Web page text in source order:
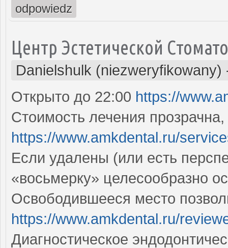
odpowiedz
Центр Эстетической
Danielshulk (niezweryfikowany)
Открыто до 22:00 https://
Стоимость лечения
https://www.amkdental.ru/
Если удалены (или есть
«восьмерку» целесообразно
Освободившееся место
https://www.amkdental.ru/
Диагностическое